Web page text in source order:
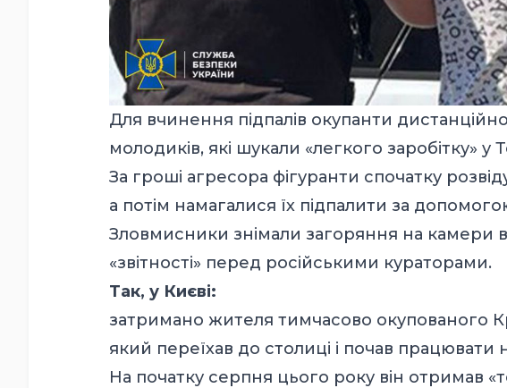
Для вчинення підпалів окупанти
молодиків, які шукали «легкого заробітку» у
За гроші агресора фігуранти спочатку
а потім намагалися їх підпалити за
Зловмисники знімали загоряння на камери
«звітності» перед російськими кураторами.
Так, у Києві:
затримано жителя тимчасово окупованого
який переїхав до столиці і почав працювати
На початку серпня цього року він отримав